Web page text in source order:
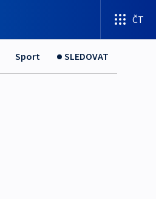
ČT
Sport SLEDOVAT